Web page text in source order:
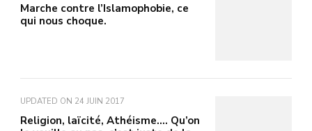
Marche contre l’Islamophobie, ce
qui nous choque.
UPDATED ON 24 JUIN 2017
Religion, laïcité, Athéisme…. Qu’on